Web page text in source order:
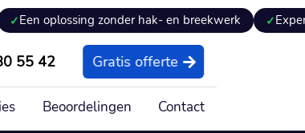
zonder hak- en breekwerk
55 42 Gratis offerte
Beoordelingen Contact